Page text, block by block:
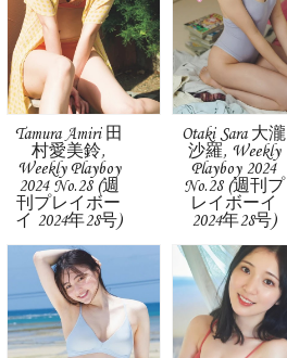
Tamura Amiri 田
村愛美鈴,
Weekly Playboy
2024 No.28 (週
刊プレイボー
イ 2024年28号)
Otaki Sara 大瀧
沙羅, Weekly
Playboy 2024
No.28 (週刊プ
レイボーイ
2024年28号)